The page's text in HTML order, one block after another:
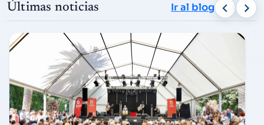
Últimas noticias Ir al blog